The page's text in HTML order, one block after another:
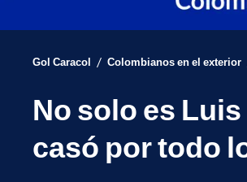
Gol Caracol / Colombianos en el exterior
No solo es
casó por todo